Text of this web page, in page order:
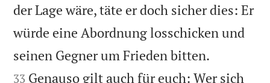
der Lage wäre, täte er doch sicher dies: Er
würde eine Abordnung losschicken und
seinen Gegner um Frieden bitten.
33 Genauso gilt auch für euch: Wer sich